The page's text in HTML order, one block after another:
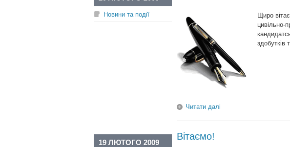
Новини та події
Щиро
цивільно-
здобутків
Читати далі
Вітаємо!
19 ЛЮТОГО 2009